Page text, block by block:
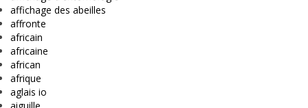
affichage des abeilles
affronte
africain
africaine
african
afrique
aglais io
aiguille